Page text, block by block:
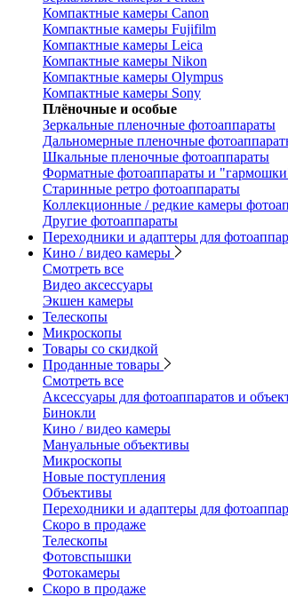
Компактные камеры Canon
Компактные камеры Fujifilm
Компактные камеры Leica
Компактные камеры Nikon
Компактные камеры Olympus
Компактные камеры Sony
Плёночные и особые
Зеркальные пленочные фотоаппараты
Дальномерные пленочные
Шкальные пленочные фотоаппараты
Форматные фотоаппараты и
Старинные ретро фотоаппараты
Коллекционные / редкие камеры
Другие фотоаппараты
Переходники и адаптеры для
Кино / видео камеры
Смотреть все
Видео аксессуары
Экшен камеры
Телескопы
Микроскопы
Товары со скидкой
Проданные товары
Смотреть все
Аксессуары для фотоаппаратов и
Бинокли
Кино / видео камеры
Мануальные объективы
Микроскопы
Новые поступления
Объективы
Переходники и адаптеры для
Скоро в продаже
Телескопы
Фотовспышки
Фотокамеры
Скоро в продаже